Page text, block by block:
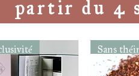
partir du 4